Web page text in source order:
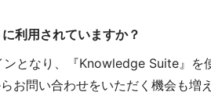
利用されていますか？
となり、『Knowledge Suite』
お問い合わせをいただく機会も